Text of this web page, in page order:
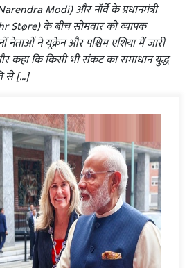
Modi) और नॉर्वे के प्रधानमंत्री
Støre) के बीच सोमवार को व्यापक
नेताओं ने यूक्रेन और पश्चिम एशिया में जारी
कहा कि किसी भी संकट का समाधान युद्ध
से […]